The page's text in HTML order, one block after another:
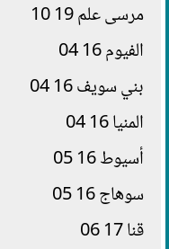
مرسى علم 19 10
الفيوم 16 04
بني سويف 16 04
المنيا 16 04
أسيوط 16 05
سوهاج 16 05
قنا 17 06